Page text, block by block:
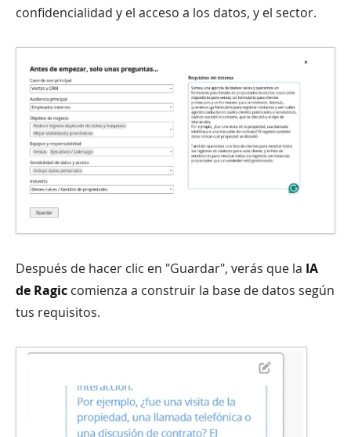
confidencialidad y el acceso a los datos, y el sector.
Después de hacer clic en "Guardar", verás que la IA
de Ragic comienza a construir la base de datos según
tus requisitos.